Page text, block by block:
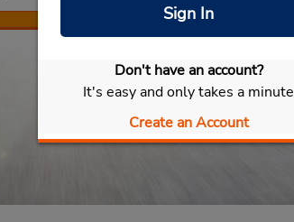
Selecionar meu carro
Sign In
Don't have an account?
It's easy and only takes a minute
Create an Account